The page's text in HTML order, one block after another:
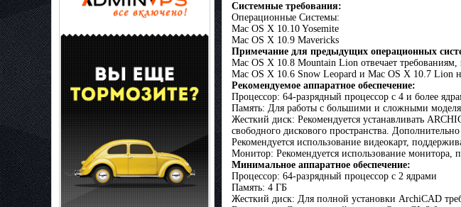
Системные требования:
Операционные Системы:
Mac OS X 10.10 Yosemite
Mac OS X 10.9 Mavericks
Примечание для предыдущих операционных
Mac OS X 10.8 Mountain Lion отвечает
Mac OS X 10.6 Snow Leopard и Mac OS X 10.7 Lion
Рекомендуемое аппаратное обеспечение:
Процессор: 64-разрядный процессор с 4 и более
Память: Для работы с большими и сложными
Жесткий диск: Рекомендуется устанавливать
свободного дискового пространства.
Рекомендуется использование видеокарт,
Монитор: Рекомендуется использование
Минимальное аппаратное обеспечение:
Процессор: 64-разрядный процессор с 2 ядрами
Память: 4 ГБ
Жесткий диск: Для полной установки ArchiCAD